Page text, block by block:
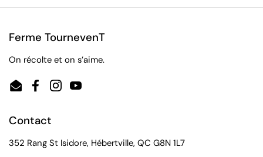
Ferme TournevenT
On récolte et on s’aime.
EmailFacebook
InstagramYouTube
Contact
352 Rang St Isidore, Hébertville, QC G8N 1L7